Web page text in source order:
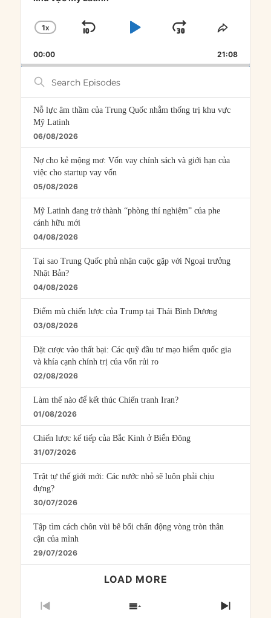
CHANGE
RATE
1X
SKIP
PLAYJUMP
FORWARD
SHARE
00:00 21:08
Search
Episodes
Nỗ lực âm thầm của Trung Quốc nhằm thống trị khu vực
Mỹ Latinh
06/08/2026
Nợ cho kẻ mộng mơ: Vốn vay chính sách và giới hạn của
việc cho startup vay vốn
05/08/2026
Mỹ Latinh đang trở thành “phòng thí nghiệm” của phe
cánh hữu mới
04/08/2026
Tại sao Trung Quốc phủ nhận cuộc gặp với Ngoại trưởng
Nhật Bản?
04/08/2026
Điểm mù chiến lược của Trump tại Thái Bình Dương
03/08/2026
Đặt cược vào thất bại: Các quỹ đầu tư mạo hiểm quốc gia
và khía cạnh chính trị của vốn rủi ro
02/08/2026
Làm thế nào để kết thúc Chiến tranh Iran?
01/08/2026
Chiến lược kế tiếp của Bắc Kinh ở Biển Đông
31/07/2026
Trật tự thế giới mới: Các nước nhỏ sẽ luôn phải chịu
đựng?
30/07/2026
Tập tìm cách chôn vùi bê bối chấn động vòng tròn thân
cận của mình
29/07/2026
LOAD MORE
PREVIOUS
SHOW
NEXT